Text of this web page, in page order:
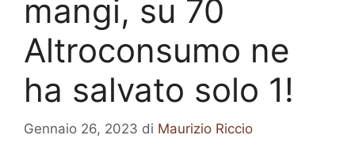
mangi, su 70
Altroconsumo ne
ha salvato solo 1!
Gennaio 26, 2023 di Maurizio Riccio